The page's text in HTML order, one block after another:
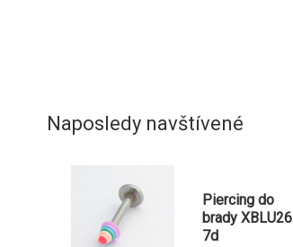
Naposledy navštívené
Piercing do
brady XBLU26
7d